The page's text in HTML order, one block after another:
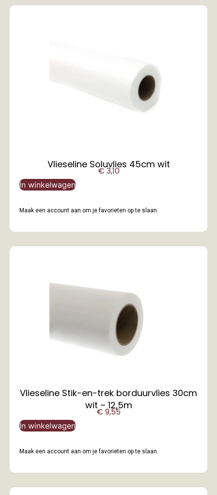
Vlieseline Soluvlies 45cm wit
€3,10
In winkelwagen
Maak een account aan om je favorieten op te slaan.
Vlieseline Stik-en-trek borduurvlies 30cm
wit – 12,5m
€ 9,55
In winkelwagen
Maak een account aan om je favorieten op te slaan.